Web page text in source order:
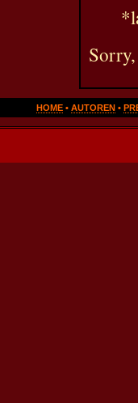
HOME • AUTOREN •